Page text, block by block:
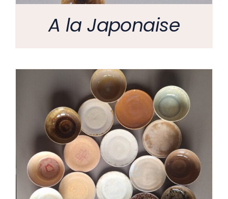
A la Japonaise